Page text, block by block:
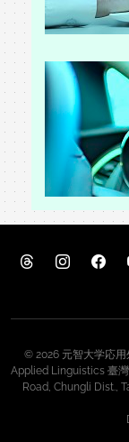
© 2026 元智大学応
Applied Linguistics 臺灣
Road, Chungli Dist.,